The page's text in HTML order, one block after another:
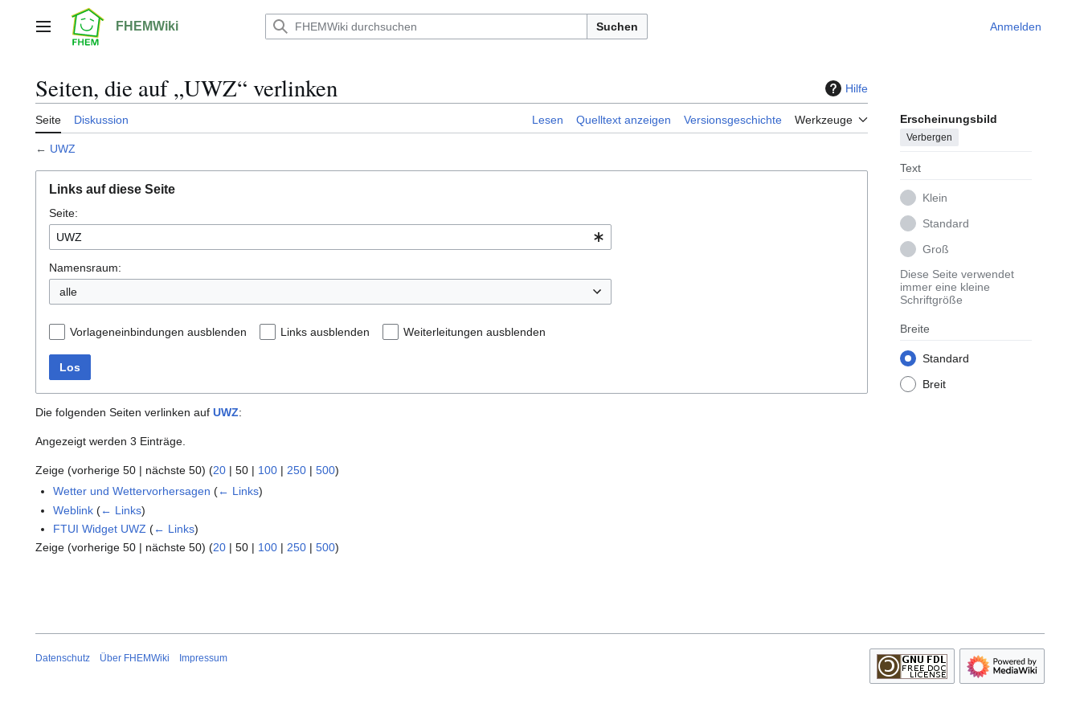
springenHauptmenü FHEMWiki Suchen Anmelden
Seiten, die auf „UWZ“ verlinken Hilfe
Seite Diskussion Lesen Quelltext anzeigen Versionsgeschichte Werkzeuge Erscheinungsbild
Verbergen
Text
Klein
Standard
Groß
Diese Seite verwendet
immer eine kleine
Schriftgröße
Breite
Standard
Breit
← UWZ
Links auf diese Seite
Seite:
Namensraum:
alle
Vorlageneinbindungen ausblenden Links ausblenden Weiterleitungen ausblenden
Los
Die folgenden Seiten verlinken auf UWZ:
Angezeigt werden 3 Einträge.
Zeige (vorherige 50 | nächste 50) (20 | 50 | 100 | 250 | 500)
Wetter und Wettervorhersagen (← Links)
Weblink (← Links)
FTUI Widget UWZ (← Links)
Zeige (vorherige 50 | nächste 50) (20 | 50 | 100 | 250 | 500)
Datenschutz Über FHEMWiki Impressum